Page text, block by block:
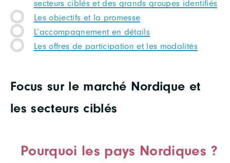
secteurs ciblés et des grands groupes identifiés
Les objectifs et la promesse
L’accompagnement en détails
Les offres de participation et les modalités
Focus sur le marché Nordique et
les secteurs ciblés
Pourquoi les pays Nordiques ?